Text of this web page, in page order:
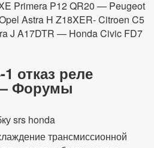
Primera P12 QR20 — Peugeot
Astra H Z18XER- Citroen C5
J A17DTR — Honda Civic FD7
отказ реле
Форумы
srs honda
трансмиссионной